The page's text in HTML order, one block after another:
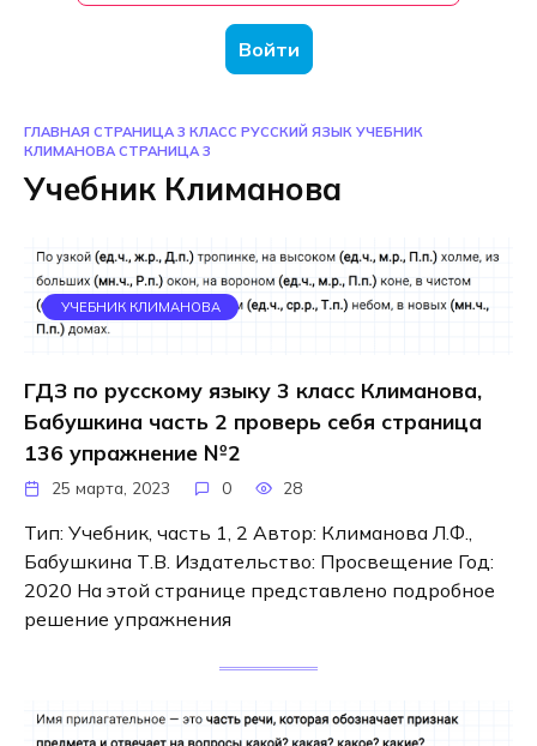
Войти
ГЛАВНАЯ СТРАНИЦА 3 КЛАСС РУССКИЙ ЯЗЫК УЧЕБНИК
КЛИМАНОВА СТРАНИЦА 3
Учебник Климанова
УЧЕБНИК КЛИМАНОВА
ГДЗ по русскому языку 3 класс Климанова,
Бабушкина часть 2 проверь себя страница
136 упражнение №2
25 марта, 2023 0 28
Тип: Учебник, часть 1, 2 Автор: Климанова Л.Ф.,
Бабушкина Т.В. Издательство: Просвещение Год:
2020 На этой странице представлено подробное
решение упражнения